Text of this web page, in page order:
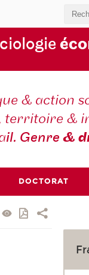
& action
territoire &
il. Genre &
DOCTORAT